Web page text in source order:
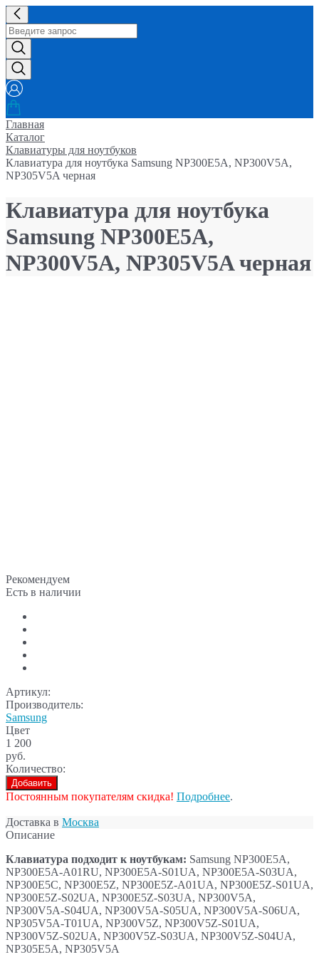
Главная
Каталог
Клавиатуры для ноутбуков
Клавиатура для ноутбука Samsung NP300E5A, NP300V5A,
NP305V5A черная
Клавиатура для ноутбука
Samsung NP300E5A,
NP300V5A, NP305V5A черная
Рекомендуем
Есть в наличии
Артикул:
Производитель:
Samsung
Цвет
1 200
руб.
Количество:
Добавить
Постоянным покупателям скидка! Подробнее.
Доставка в Москва
Описание
Клавиатура подходит к ноутбукам: Samsung NP300E5A,
NP300E5A-A01RU, NP300E5A-S01UA, NP300E5A-S03UA,
NP300E5C, NP300E5Z, NP300E5Z-A01UA, NP300E5Z-S01UA,
NP300E5Z-S02UA, NP300E5Z-S03UA, NP300V5A,
NP300V5A-S04UA, NP300V5A-S05UA, NP300V5A-S06UA,
NP305V5A-T01UA, NP300V5Z, NP300V5Z-S01UA,
NP300V5Z-S02UA, NP300V5Z-S03UA, NP300V5Z-S04UA,
NP305E5A, NP305V5A